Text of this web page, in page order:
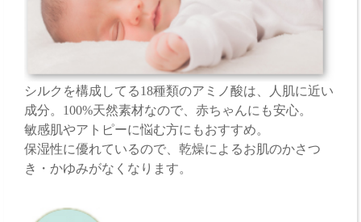
シルクを構成してる18種類のアミノ酸は、人肌に近い
成分。100%天然素材なので、赤ちゃんにも安心。
敏感肌やアトピーに悩む方にもおすすめ。
保湿性に優れているので、乾燥によるお肌のかさつ
き・かゆみがなくなります。